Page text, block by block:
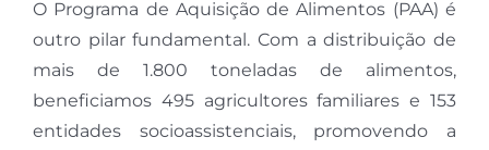
O Programa de Aquisição de Alimentos (PAA) é
outro pilar fundamental. Com a distribuição de
mais de 1.800 toneladas de alimentos,
beneficiamos 495 agricultores familiares e 153
entidades socioassistenciais, promovendo a